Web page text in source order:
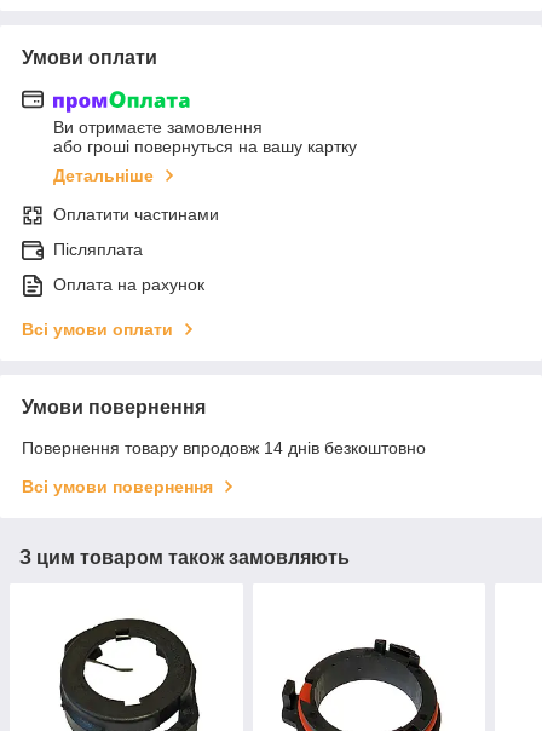
Умови оплати
Ви отримаєте замовлення
або гроші повернуться на вашу картку
Детальніше
Оплатити частинами
Післяплата
Оплата на рахунок
Всі умови оплати
Умови повернення
Повернення товару впродовж 14 днів безкоштовно
Всі умови повернення
З цим товаром також замовляють